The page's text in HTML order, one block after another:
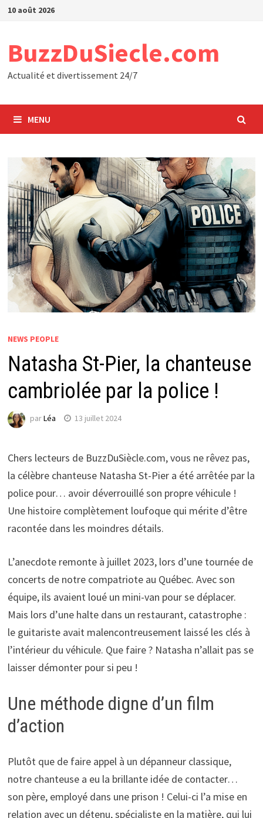
Passer
10 août 2026
BuzzDuSiecle.com
Actualité et divertissement 24/7
MENU
NEWS PEOPLE
Natasha St-Pier, la chanteuse
cambriolée par la police !
parLéa 13 juillet 2024
Chers lecteurs de BuzzDuSiècle.com, vous ne rêvez pas,
la célèbre chanteuse Natasha St-Pier a été arrêtée par la
police pour… avoir déverrouillé son propre véhicule !
Une histoire complètement loufoque qui mérite d’être
racontée dans les moindres détails.
L’anecdote remonte à juillet 2023, lors d’une tournée de
concerts de notre compatriote au Québec. Avec son
équipe, ils avaient loué un mini-van pour se déplacer.
Mais lors d’une halte dans un restaurant, catastrophe :
le guitariste avait malencontreusement laissé les clés à
l’intérieur du véhicule. Que faire ? Natasha n’allait pas se
laisser démonter pour si peu !
Une méthode digne d’un film
d’action
Plutôt que de faire appel à un dépanneur classique,
notre chanteuse a eu la brillante idée de contacter…
son père, employé dans une prison ! Celui-ci l’a mise en
relation avec un détenu, spécialiste en la matière, qui lui